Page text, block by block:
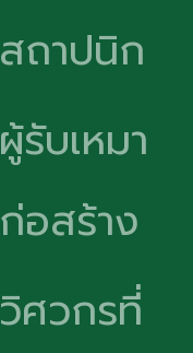
สถาปนิก
ผู้รับเหมา
ก่อสร้าง
วิศวกรที่